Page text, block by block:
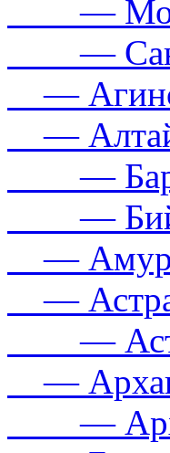
—
—
—
—
—
—
—
—
—
—
—